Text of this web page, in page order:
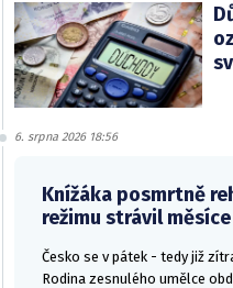
6. srpna 2026 18:56
Knížáka posmrtně
režimu strávil
Česko se v pátek - tedy již
Rodina zesnulého umělce